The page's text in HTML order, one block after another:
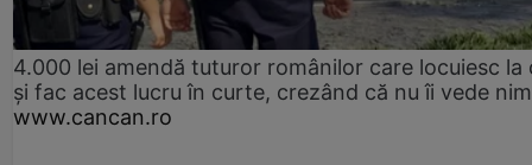
4.000 lei amendă tuturor românilor care locuiesc la
și fac acest lucru în curte, crezând că nu îi vede
www.cancan.ro